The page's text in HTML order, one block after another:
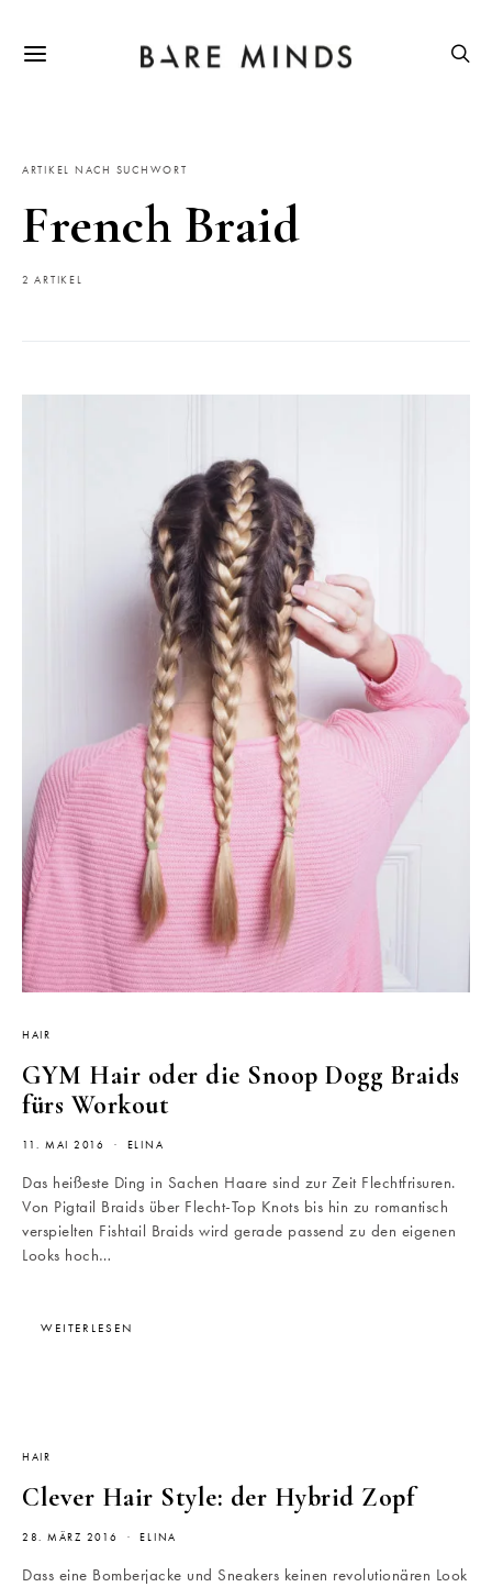
ARTIKEL NACH SUCHWORT
French Braid
2 ARTIKEL
HAIR
GYM Hair oder die Snoop Dogg Braids
fürs Workout
11. MAI 2016 ELINA
Das heißeste Ding in Sachen Haare sind zur Zeit Flechtfrisuren.
Von Pigtail Braids über Flecht-Top Knots bis hin zu romantisch
verspielten Fishtail Braids wird gerade passend zu den eigenen
Looks hoch…
WEITERLESEN
HAIR
Clever Hair Style: der Hybrid Zopf
28. MÄRZ 2016 ELINA
Dass eine Bomberjacke und Sneakers keinen revolutionären Look